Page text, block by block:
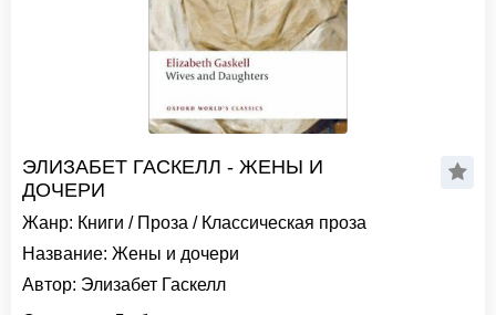
ЭЛИЗАБЕТ ГАСКЕЛЛ - ЖЕНЫ И
ДОЧЕРИ
Жанр: Книги / Проза / Классическая проза
Название: Жены и дочери
Автор: Элизабет Гаскелл